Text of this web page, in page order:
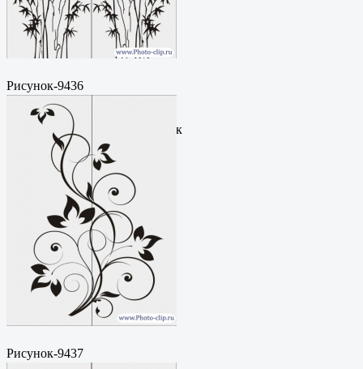
Рисунок-9436
Пескоструйный
рисунокФормат: cdrЦена: 200
руб.Метки: векторный рисунок
Рисунок-9437